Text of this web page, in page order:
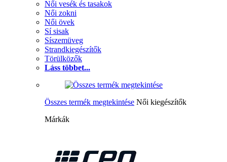
Női vesék és tasakok
Női zokni
Női övek
Sí sisak
Síszemüveg
Strandkiegészítők
Törülközők
Láss többet...
Összes termék megtekintése Női kiegészítők
Márkák